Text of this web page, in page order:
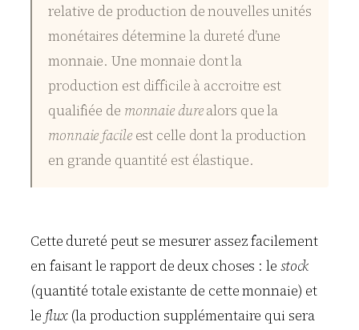
relative de production de nouvelles unités
monétaires détermine la dureté d’une
monnaie. Une monnaie dont la
production est difficile à accroitre est
qualifiée de monnaie durealors que la
monnaie facileest celle dont la production
en grande quantité est élastique.
Cette dureté peut se mesurer assez facilement
en faisant le rapport de deux choses : le stock
(quantité totale existante de cette monnaie) et
le flux(la production supplémentaire qui sera